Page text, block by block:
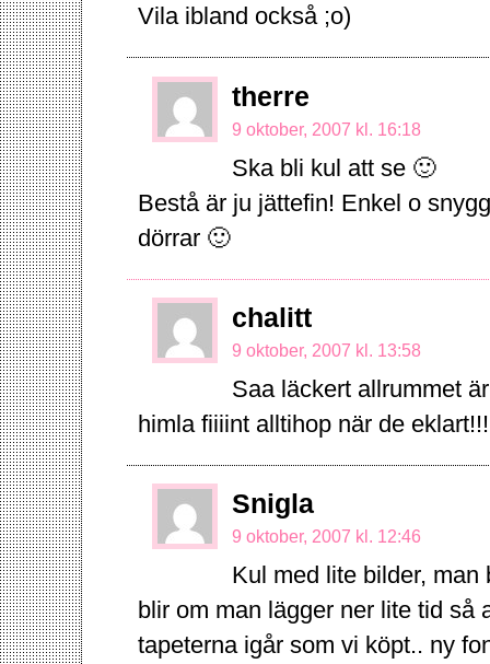
Vila ibland också ;o)
therre
9 oktober, 2007 kl. 16:18
Ska bli kul att se 🙂
Bestå är ju jättefin! Enkel o
dörrar 🙂
chalitt
9 oktober, 2007 kl. 13:58
Saa läckert allrummet
himla fiiiint alltihop när de
Snigla
9 oktober, 2007 kl. 12:46
Kul med lite bilder,
blir om man lägger ner lite tid så
tapeterna igår som vi köpt.. ny